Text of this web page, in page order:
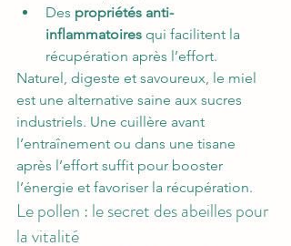
Des propriétés anti-
inflammatoires qui facilitent la
récupération après l’effort.
Naturel, digeste et savoureux, le miel
est une alternative saine aux sucres
industriels. Une cuillère avant
l’entraînement ou dans une tisane
après l’effort suffit pour booster
l’énergie et favoriser la récupération.
Le pollen : le secret des abeilles pour
la vitalité